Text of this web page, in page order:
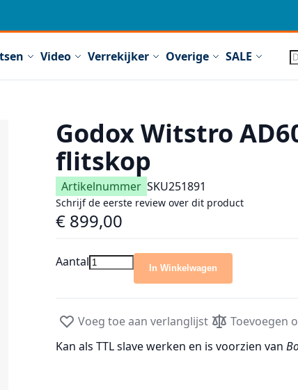
Video Verrekijker Overige SALE
Godox Witstro
flitskop
Artikelnummer SKU251891
Schrijf de eerste review over dit product
€ 899,00
Aantal In Winkelwagen
Voeg toe aan verlanglijst
Toevoegen
Kan als TTL slave werken en is voorzien van